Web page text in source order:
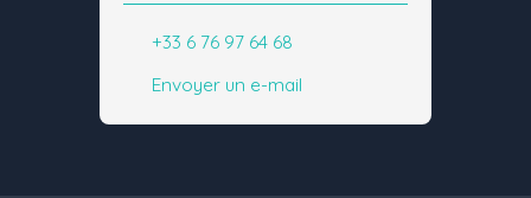
+33 6 76 97 64 68
Envoyer un e-mail